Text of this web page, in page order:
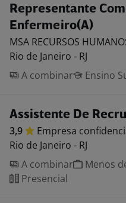
Representante
Enfermeiro(A)
MSA RECURSOS
Rio de Janeiro - RJ
A combinar
Ensino
Assistente De
3,9 Empresa
Rio de Janeiro - RJ
A combinar
Menos
Presencial